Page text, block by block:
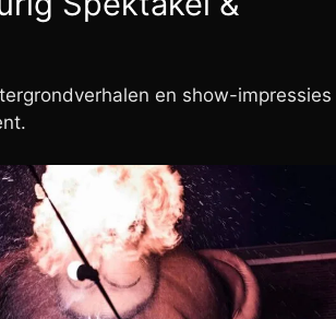
en show-impressies